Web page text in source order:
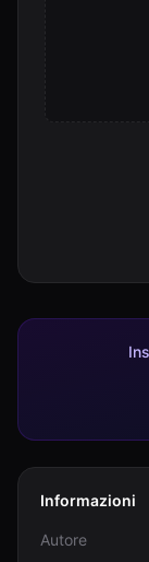
Informazioni
Autore